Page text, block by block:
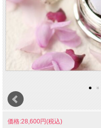
価格:28,600円(税込)